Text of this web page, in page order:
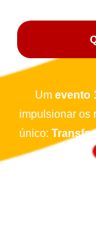
Um evento
impulsionar os
único: